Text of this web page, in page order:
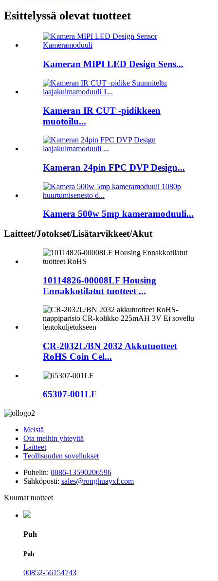
Esittelyssä olevat tuotteet
Kameran MIPI LED Design Sens...
Kameran IR CUT -pidikkeen
muotoilu...
Kameran 24pin FPC DVP Design...
Kamera 500w 5mp kameramoduuli...
Laitteet/Jotokset/Lisätarvikkeet/Akut
10114826-00008LF Housing
Ennakkotilatut tuotteet ...
CR-2032L/BN 2032 Akkutuotteet
RoHS Coin Cel...
65307-001LF
Meistä
Ota meihin yhteyttä
Laitteet
Teollisuuden sovellukset
Puhelin: 0086-13590206596
Sähköposti: sales@ronghuayxf.com
Kuumat tuotteet
Puh
Puh
00852-56154743